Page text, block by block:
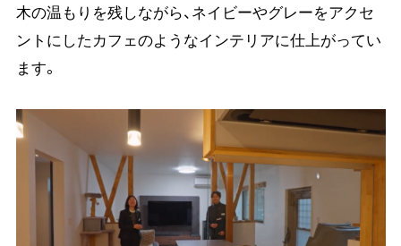
木の温もりを残しながら、ネイビーやグレーをアクセ
ントにしたカフェのようなインテリアに仕上がってい
ます。